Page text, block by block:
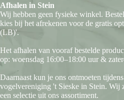
Afhalen in Stein
Wij hebben geen fysieke winkel.
kies bij het afrekenen voor de gratis
(LB)'.
Het afhalen van vooraf bestelde
op: woensdag 16:00–18:00 uur &
Daarnaast kun je ons ontmoeten
vogelvereniging 't Sieske in Stein. Wij
een selectie uit ons assortiment.